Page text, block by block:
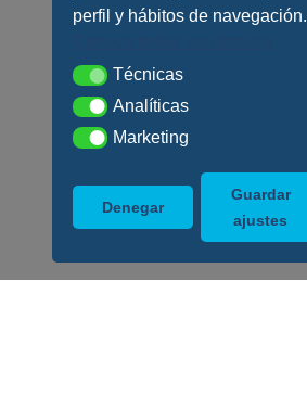
perfil y hábitos de navegación.
TécnicasTécnicas
AnalíticasAnalíticas
MarketingMarketing
Denegar
Guardar
ajustes